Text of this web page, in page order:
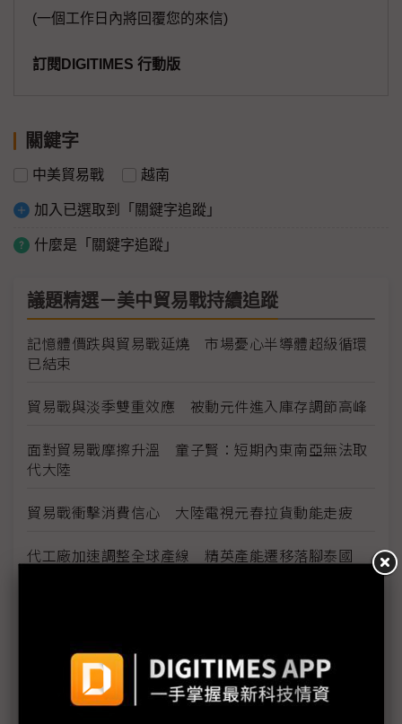
(一個工作日內將回覆您的來信)
訂閱DIGITIMES 行動版
關鍵字
中美貿易戰 越南
加入已選取到「關鍵字追蹤」
什麼是「關鍵字追蹤」
議題精選－美中貿易戰持續追蹤
記憶體價跌與貿易戰延燒 市場憂心半導體超級循環
已結束
貿易戰與淡季雙重效應 被動元件進入庫存調節高峰
面對貿易戰摩擦升溫 童子賢：短期內東南亞無法取
代大陸
貿易戰衝擊消費信心 大陸電視元春拉貨動能走疲
代工廠加速調整全球產線 精英產能遷移落腳泰國
金像電耕耘網通、伺服器有成 2018年成功轉虧為盈
全球電子業急撤中國 投資越南何處去